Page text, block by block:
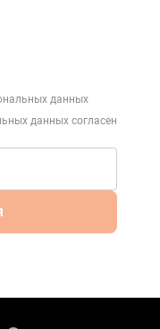
данных
данных согласен